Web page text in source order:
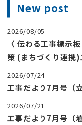
New post
2026/08/05
〈 伝わる工事標示
策 (まちづくり連携
2026/07/24
工事だより7月号（
2026/07/21
工事だより7月号（